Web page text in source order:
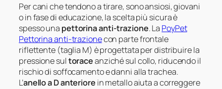
Per cani che tendono a tirare, sono ansiosi, giovani
o in fase di educazione, la scelta più sicura è
spesso una pettorina anti-trazione. La PoyPet
Pettorina anti-trazionecon parte frontale
riflettente (taglia M) è progettata per distribuire la
pressione sultoraceanziché sul collo, riducendo il
rischio di soffocamento e danni alla trachea.
L’anello a D anteriore in metallo aiuta a correggere